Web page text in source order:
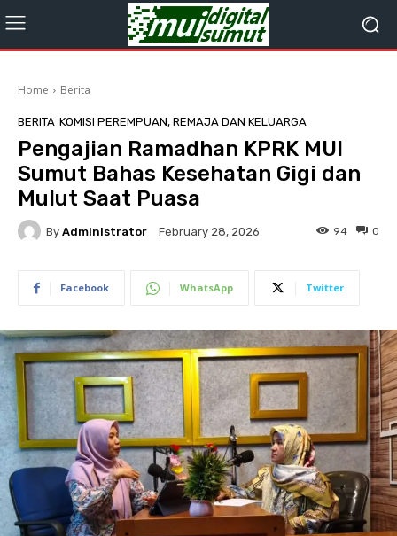
Home Berita
BERITA KOMISI PEREMPUAN, REMAJA DAN KELUARGA
Pengajian Ramadhan KPRK MUI
Sumut Bahas Kesehatan Gigi dan
Mulut Saat Puasa
By Administrator February 28, 2026 0
94
Facebook WhatsApp Twitter